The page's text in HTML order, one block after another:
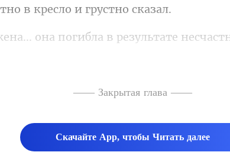
но в кресло и
—— Закрытая глава ——
Скачайте App, чтобы Читать далее